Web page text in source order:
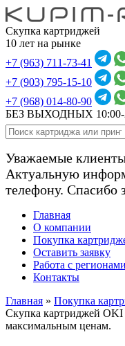
Скупка картриджей
10 лет на рынке
+7 (963) 711-73-41
+7 (903) 795-15-10
+7 (968) 014-80-90
БЕЗ ВЫХОДНЫХ 10:00-
Уважаемые
Актуальную
телефону. Спасибо
Главная
О компании
Покупка
Оставить заявку
Работа с регионами
Контакты
Главная » Покупка
Скупка картриджей OKI
максимальным ценам.